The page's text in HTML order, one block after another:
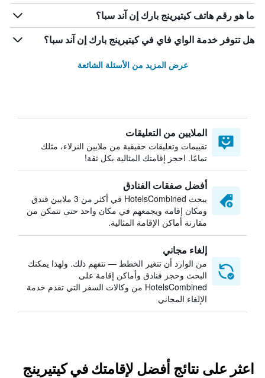
ما هو رقم هاتف كيتيرينج بارك إن آند سبا؟
هل تتوفر خدمة الواي فاي في كيتيرينج بارك إن آند سبا؟
عرض المزيد من الأسئلة الشائعة
الملايين من التعليقات
تقييمات وتعليقات حقيقية من ملايين النزلاء، مثلك
تمامًا. احجز إقامتك المثالية بكل ثقة!
أفضل صفقات الفنادق
يبحث HotelsCombined في أكثر من 3 ملايين فندق
ومكان إقامة ويجمعهم في مكان واحد حتى تتمكن من
مقارنة أماكن الإقامة المثالية.
إلغاء مجاني
من الوارد أن تتغير الخطط — نتفهم ذلك. ولهذا يمكنك
البحث وحجز فنادق وأماكن إقامة على
HotelsCombined من وكالات السفر التي تقدم خدمة
الإلغاء المجاني
اعثر على نتائج أفضل لإقامتك في كيتيرينج